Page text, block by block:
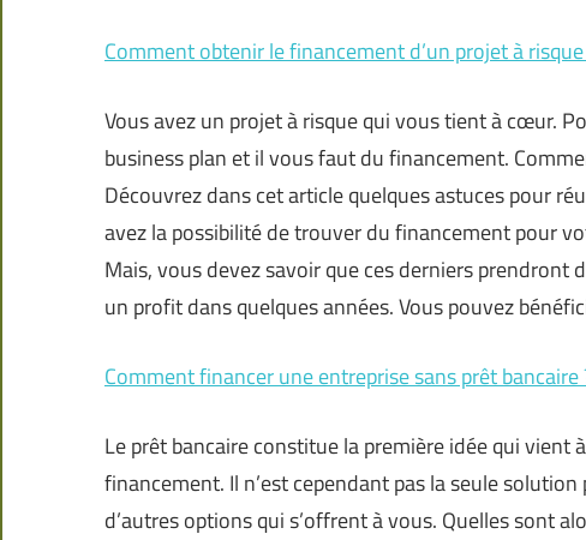
Comment obtenir le financement d’un projet à
Vous avez un projet à risque qui vous tient à cœur.
business plan et il vous faut du financement.
Découvrez dans cet article quelques astuces pour
avez la possibilité de trouver du financement pour
Mais, vous devez savoir que ces derniers prendront
un profit dans quelques années. Vous pouvez
Comment financer une entreprise sans prêt bancaire
Le prêt bancaire constitue la première idée qui vient
financement. Il n’est cependant pas la seule
d’autres options qui s’offrent à vous. Quelles sont